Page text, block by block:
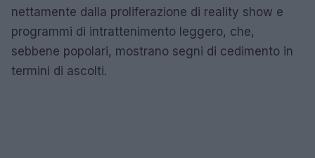
nettamente dalla proliferazione di reality show e
programmi di intrattenimento leggero, che,
sebbene popolari, mostrano segni di cedimento in
termini di ascolti.